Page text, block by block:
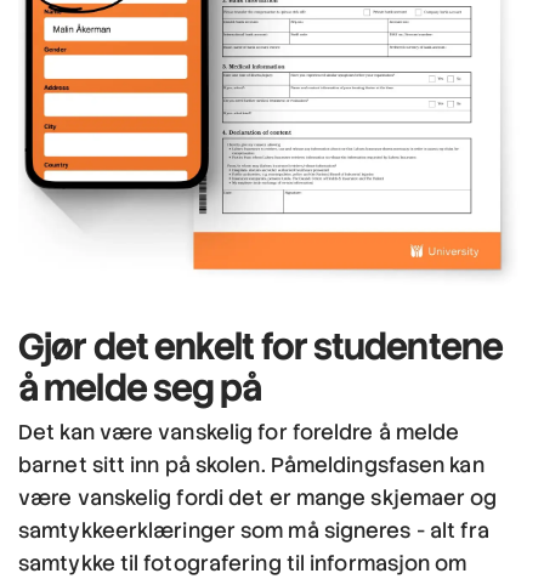
Gjør det enkeltfor studentene
å melde seg på
Det kan være vanskelig for foreldre å melde
barnet sitt inn på skolen. Påmeldingsfasen kan
være vanskelig fordi det er mange skjemaer og
samtykkeerklæringer som må signeres - alt fra
samtykke til fotografering til informasjon om